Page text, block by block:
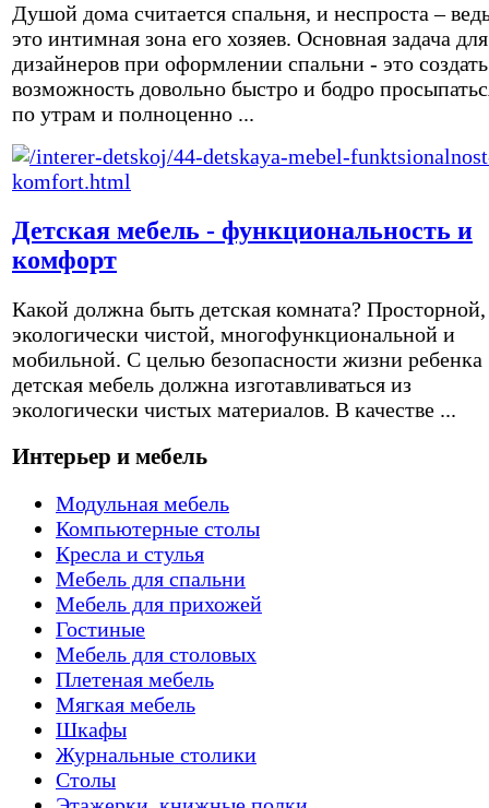
Душой дома считается спальня, и неспроста –
это интимная зона его хозяев. Основная задача для
дизайнеров при оформлении спальни - это создать
возможность довольно быстро и бодро
по утрам и полноценно ...
Детская мебель - функциональность и
комфорт
Какой должна быть детская комната? Просторной,
экологически чистой, многофункциональной и
мобильной. С целью безопасности жизни ребенка
детская мебель должна изготавливаться из
экологически чистых материалов. В качестве ...
Интерьер и мебель
Модульная мебель
Компьютерные столы
Кресла и стулья
Мебель для спальни
Мебель для прихожей
Гостиные
Мебель для столовых
Плетеная мебель
Мягкая мебель
Шкафы
Журнальные столики
Столы